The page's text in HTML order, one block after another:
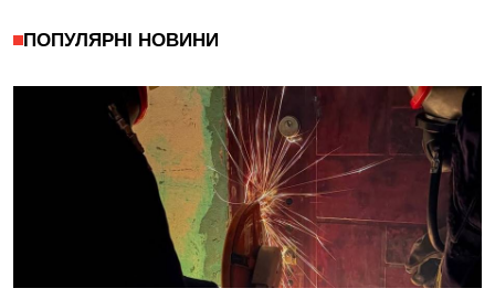
ПОПУЛЯРНІ НОВИНИ